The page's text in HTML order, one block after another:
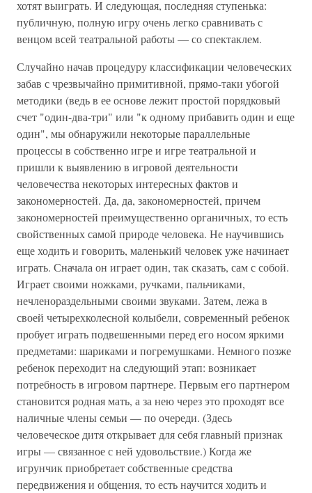
хотят выиграть. И следующая, последняя ступенька:
публичную, полную игру очень легко сравнивать с
венцом всей театральной работы — со спектаклем.
Случайно начав процедуру классификации человеческих
забав с чрезвычайно примитивной, прямо-таки убогой
методики (ведь в ее основе лежит простой порядковый
счет "один-два-три" или "к одному прибавить один и еще
один", мы обнаружили некоторые параллельные
процессы в собственно игре и игре театральной и
пришли к выявлению в игровой деятельности
человечества некоторых интересных фактов и
закономерностей. Да, да, закономерностей, причем
закономерностей преимущественно органичных, то есть
свойственных самой природе человека. Не научившись
еще ходить и говорить, маленький человек уже начинает
играть. Сначала он играет один, так сказать, сам с собой.
Играет своими ножками, ручками, пальчиками,
нечленораздельными своими звуками. Затем, лежа в
своей четырехколесной колыбели, современный ребенок
пробует играть подвешенными перед его носом яркими
предметами: шариками и погремушками. Немного позже
ребенок переходит на следующий этап: возникает
потребность в игровом партнере. Первым его партнером
становится родная мать, а за нею через это проходят все
наличные члены семьи — по очереди. (Здесь
человеческое дитя открывает для себя главный признак
игры — связанное с ней удовольствие.) Когда же
игрунчик приобретает собственные средства
передвижения и общения, то есть научится ходить и